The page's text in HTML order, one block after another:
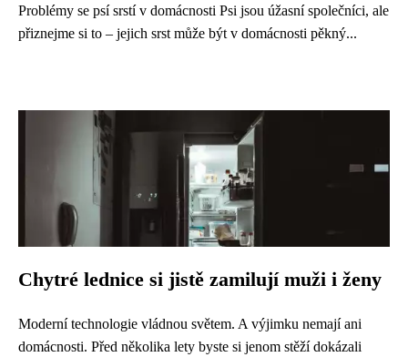
Problémy se psí srstí v domácnosti Psi jsou úžasní společníci, ale
přiznejme si to – jejich srst může být v domácnosti pěkný...
Chytré lednice si jistě zamilují muži i ženy
Moderní technologie vládnou světem. A výjimku nemají ani
domácnosti. Před několika lety byste si jenom stěží dokázali